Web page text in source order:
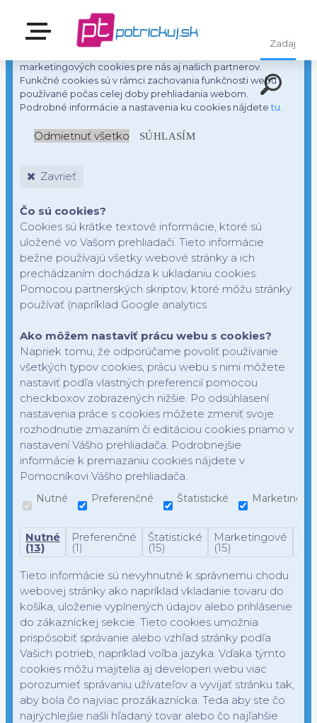
S cieľom uľahčiť používateľom používať naše webové
stránky využívame cookies. Kliknutím na tlačidlo "OK"
marketingových cookies pre nás aj našich partnerov.
Funkčné cookies sú v rámci zachovania funkčnosti webu
používané počas celej doby prehliadania webom.
Podrobné informácie a nastavenia ku cookies nájdetetu
Odmietnuť všetko SÚHLASÍM
Zavrieť
Čo sú cookies?
Cookies sú krátke textové informácie, ktoré sú
uložené vo Vašom prehliadači. Tieto informácie
bežne používajú všetky webové stránky a ich
prechádzaním dochádza k ukladaniu cookies.
Pomocou partnerských skriptov, ktoré môžu stránky
používať (napríklad Google analytics
Ako môžem nastaviť prácu webu s cookies?
Napriek tomu, že odporúčame povoliť používanie
všetkých typov cookies, prácu webu s nimi môžete
nastaviť podľa vlastných preferencií pomocou
checkboxov zobrazených nižšie. Po odsúhlasení
nastavenia práce s cookies môžete zmeniť svoje
rozhodnutie zmazaním či editáciou cookies priamo v
nastavení Vášho prehliadača. Podrobnejšie
informácie k premazaniu cookies nájdete v
Pomocníkovi Vášho prehliadača.
Nutné Preferenčné Štatistické
Nutné
(13)
Preferenčné
(1)
Štatistické
(15)
Marketingové
(15)
Tieto informácie sú nevyhnutné k správnemu chodu
webovej stránky ako napríklad vkladanie tovaru do
košíka, uloženie vyplnených údajov alebo prihlásenie
do zákazníckej sekcie. Tieto cookies umožnia
prispôsobiť správanie alebo vzhľad stránky podľa
Vašich potrieb, napríklad voľba jazyka. Vďaka týmto
cookies môžu majitelia aj developeri webu viac
porozumieť správaniu užívateľov a vyvijať stránku tak,
aby bola čo najviac prozákaznícka. Teda aby ste čo
najrýchlejšie našli hľadaný tovar alebo čo najľahšie